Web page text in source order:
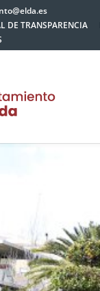
DE TRANSPARENCIA